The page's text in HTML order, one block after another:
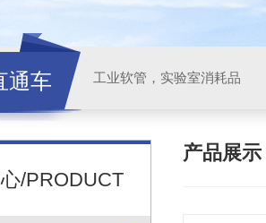
通车 工业软管，实验室消耗品
/PRODUCT
产品展示